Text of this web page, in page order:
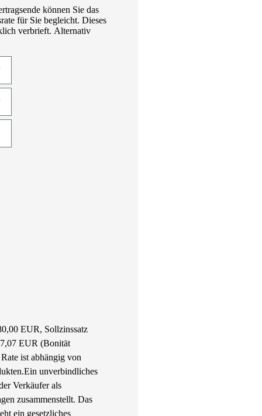
können Sie das
für Sie begleicht. Dieses
verbrieft. Alternativ
EUR, Sollzinssatz
EUR (Bonität
ist abhängig von
Ein unverbindliches
Verkäufer als
zusammenstellt. Das
ein gesetzliches